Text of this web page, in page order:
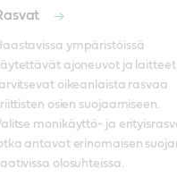
ympäristöissä
ajoneuvot ja laitteet
oikeanlaista rasvaa
osien suojaamiseen.
monikäyttö- ja
antavat erinomaisen
olosuhteissa.